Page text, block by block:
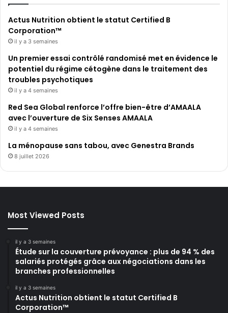
Actus Nutrition obtient le statut Certified B
Corporation™
il y a 3 semaines
Un premier essai contrôlé randomisé met en évidence le
potentiel du régime cétogène dans le traitement des
troubles psychotiques
il y a 4 semaines
Red Sea Global renforce l’offre bien-être d’AMAALA
avec l’ouverture de Six Senses AMAALA
il y a 4 semaines
La ménopause sans tabou, avec Genestra Brands
8 juillet 2026
Most Viewed Posts
il y a 3 semaines
Étude sur la couverture prévoyance : plus de 94 % des
salariés protégés grâce aux négociations dans les
branches professionnelles
il y a 3 semaines
Actus Nutrition obtient le statut Certified B
Corporation™